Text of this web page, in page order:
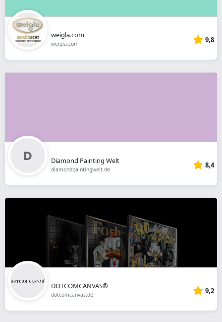
weigla.com
weigla.com 9,8
Diamond Painting Welt
diamondpaintingwelt.de 8,4
DOTCOMCANVAS®
dotcomcanvas.de 9,2